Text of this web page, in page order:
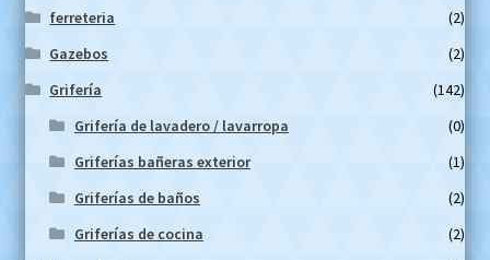
ferreteria
(2)
Gazebos
(2)
Grifería
(142)
Grifería de lavadero / lavarropa
(0)
Griferías bañeras exterior
(1)
Griferías de baños
(2)
Griferías de cocina
(2)